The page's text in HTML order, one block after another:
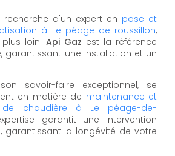
d'un expert en pose et
à Le péage-de-roussillon,
loin. Api Gaz est la référence
garantissant une installation et un
savoir-faire exceptionnel, se
en matière de maintenance et
chaudière à Le péage-de-
garantit une intervention
garantissant la longévité de votre